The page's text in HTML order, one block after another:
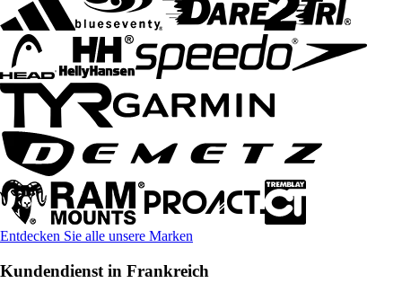
Entdecken Sie alle unsere Marken
Kundendienst in Frankreich